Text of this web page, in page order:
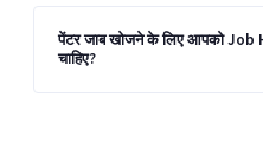
पेंटर जाब खोजने के लिए आपको Job
चाहिए?